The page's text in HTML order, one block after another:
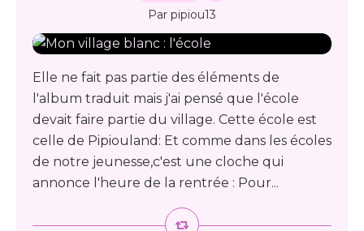
Par pipiou13
Elle ne fait pas partie des éléments de
l'album traduit mais j'ai pensé que l'école
devait faire partie du village. Cette école est
celle de Pipiouland: Et comme dans les écoles
de notre jeunesse,c'est une cloche qui
annonce l'heure de la rentrée : Pour...